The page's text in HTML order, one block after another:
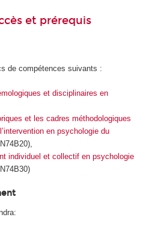
et prérequis
de compétences suivants :
et disciplinaires en
et les cadres méthodologiques
en psychologie du
individuel et collectif en psychologie